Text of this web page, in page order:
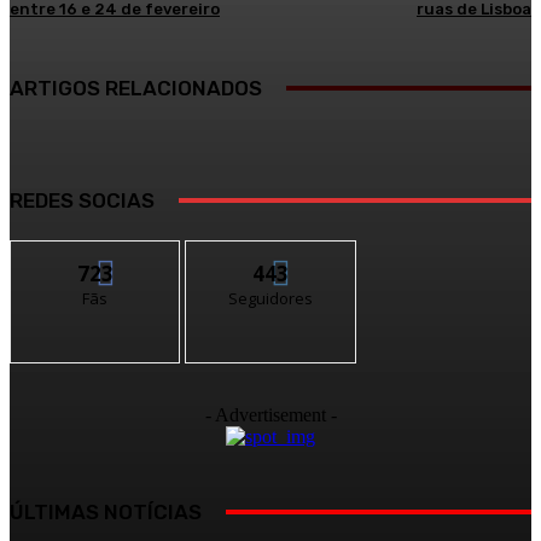
entre 16 e 24 de fevereiro ruas de Lisboa
ARTIGOS RELACIONADOS
REDES SOCIAS
723
Fãs
443
Seguidores
- Advertisement -
ÚLTIMAS NOTÍCIAS